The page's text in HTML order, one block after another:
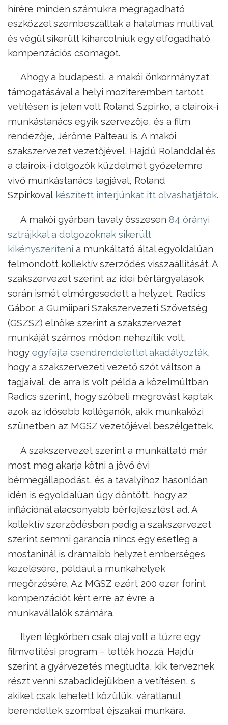
hírére minden számukra megragadható
eszközzel szembeszálltak a hatalmas multival,
és végül sikerült kiharcolniuk egy elfogadható
kompenzációs csomagot.
Ahogy a budapesti, a makói önkormányzat
támogatásával a helyi moziteremben tartott
vetítésen is jelen volt Roland Szpirko, a clairoix-i
munkástanács egyik szervezője, és a film
rendezője, Jérôme Palteau is. A makói
szakszervezet vezetőjével, Hajdú Rolanddal és
a clairoix-i dolgozók küzdelmét győzelemre
vivő munkástanács tagjával, Roland
Szpirkoval készített interjúnkat itt olvashatjátok.
A makói gyárban tavaly összesen 84 órányi
sztrájkkal a dolgozóknak sikerült
kikényszeríteni a munkáltató által egyoldalúan
felmondott kollektív szerződés visszaállítását. A
szakszervezet szerint az idei bértárgyalások
során ismét elmérgesedett a helyzet. Radics
Gábor, a Gumiipari Szakszervezeti Szövetség
(GSZSZ) elnöke szerint a szakszervezet
munkáját számos módon nehezítik: volt,
hogy egyfajta csendrendelettel akadályozták,
hogy a szakszervezeti vezető szót váltson a
tagjaival, de arra is volt példa a közelmúltban
Radics szerint, hogy szóbeli megrovást kaptak
azok az idősebb kolléganők, akik munkaközi
szünetben az MGSZ vezetőjével beszélgettek.
A szakszervezet szerint a munkáltató már
most meg akarja kötni a jövő évi
bérmegállapodást, és a tavalyihoz hasonlóan
idén is egyoldalúan úgy döntött, hogy az
inflációnál alacsonyabb bérfejlesztést ad. A
kollektív szerződésben pedig a szakszervezet
szerint semmi garancia nincs egy esetleg a
mostaninál is drámaibb helyzet emberséges
kezelésére, például a munkahelyek
megőrzésére. Az MGSZ ezért 200 ezer forint
kompenzációt kért erre az évre a
munkavállalók számára.
Ilyen légkörben csak olaj volt a tűzre egy
filmvetítési program – tették hozzá. Hajdú
szerint a gyárvezetés megtudta, kik terveznek
részt venni szabadidejükben a vetítésen, s
akiket csak lehetett közülük, váratlanul
berendeltek szombat éjszakai munkára.